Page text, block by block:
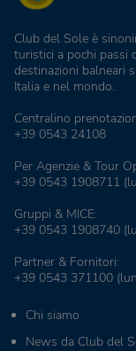
Club del Sole è
turistici a pochi passi
destinazioni balneari
Italia e nel mondo.
Centralino
+39 0543 24108
Per Agenzie & Tour
+39 0543 1908711
Gruppi & MICE:
+39 0543 1908740
Partner & Fornitori:
+39 0543 371100
Chi siamo
News da Club del